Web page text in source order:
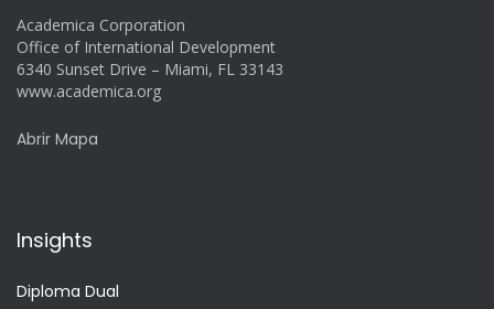
Academica Corporation
Office of International Development
6340 Sunset Drive – Miami, FL 33143
www.academica.org
Abrir Mapa
Insights
Diploma Dual